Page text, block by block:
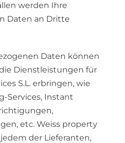
werden Ihre
Daten an Dritte
Daten können
Dienstleistungen für
S.L. erbringen, wie
Services, Instant
etc. Weiss property
der Lieferanten,